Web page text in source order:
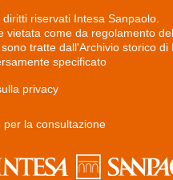
riservati Intesa Sanpaolo.
vietata come da regolamento
tratte dall'Archivio storico di
specificato
privacy
per la consultazione